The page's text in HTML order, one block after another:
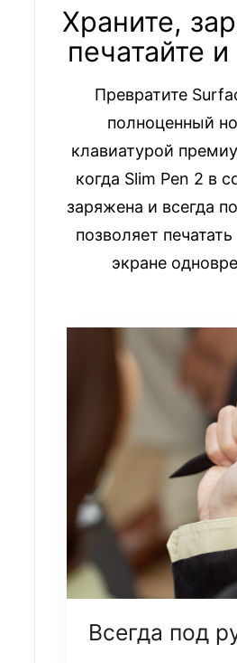
Храните,
печатайте
Превратите
полноценный
клавиатурой
когда Slim Pen 2 в
заряжена и всегда
позволяет
экране
Всегда под